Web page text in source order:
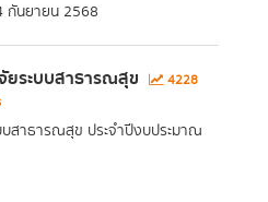
กันยายน 2568
ระบบสาธารณสุข
4228
สาธารณสุข ประจำปีงบประมาณ